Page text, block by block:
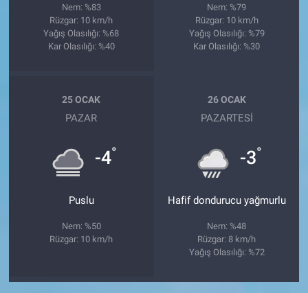
Nem: %83
Rüzgar: 10 km/h
Yağış Olasılığı: %68
Kar Olasılığı: %40
Nem: %79
Rüzgar: 10 km/h
Yağış Olasılığı: %79
Kar Olasılığı: %30
25 OCAK
PAZAR
-4°
Puslu
Nem: %50
Rüzgar: 10 km/h
26 OCAK
PAZARTESI
-3°
Hafif dondurucu yağmurlu
Nem: %48
Rüzgar: 8 km/h
Yağış Olasılığı: %72